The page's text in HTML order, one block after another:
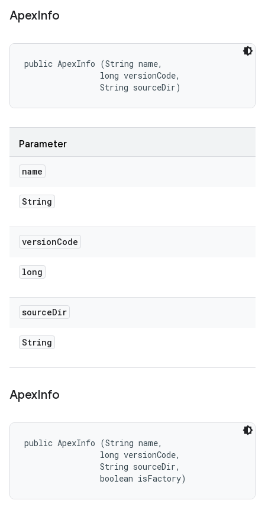
ApexInfo
public ApexInfo (String name,
                long versionCode,
                String sourceDir)
Parameter
name
String
versionCode
long
sourceDir
String
ApexInfo
public ApexInfo (String name,
                long versionCode,
                String sourceDir,
                boolean isFactory)